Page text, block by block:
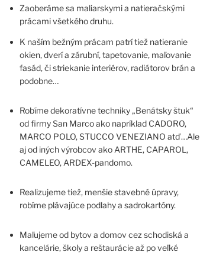
Zaoberáme sa maliarskymi a natieračskými
prácami všetkého druhu.
K naším bežným prácam patrí tiež natieranie
okien, dverí a zárubní, tapetovanie, maľovanie
fasád, či striekanie interiérov, radiátorov brán a
podobne…
Robíme dekoratívne techniky „Benátsky štuk“
od firmy San Marco ako napríklad CADORO,
MARCO POLO, STUCCO VENEZIANO atď…Ale
aj od iných výrobcov ako ARTHE, CAPAROL,
CAMELEO, ARDEX-pandomo.
Realizujeme tiež, menšie stavebné úpravy,
robíme plávajúce podlahy a sadrokartóny.
Maľujeme od bytov a domov cez schodiská a
kancelárie, školy a reštaurácie až po veľké